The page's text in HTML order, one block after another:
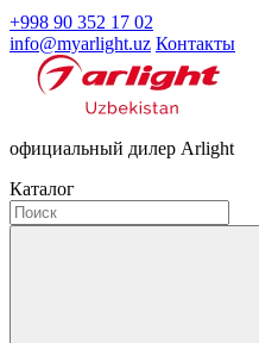
+998 90 352 17 02
info@myarlight.uz Контакты
официальный дилер Arlight
Каталог